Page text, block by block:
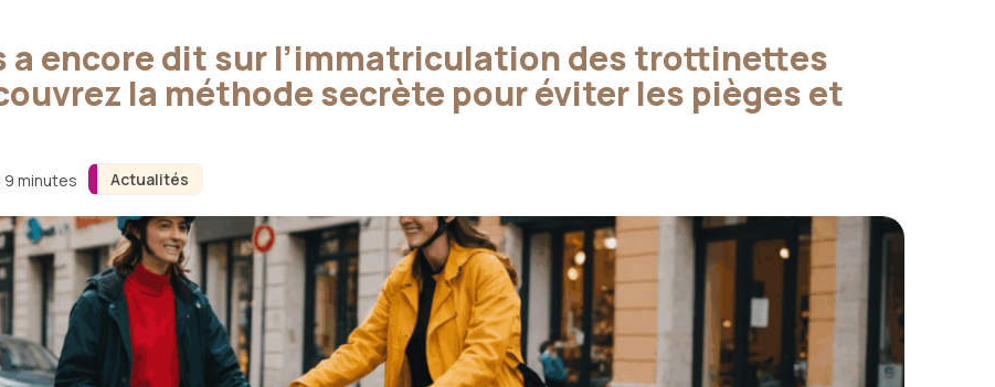
Actualités
a encore dit sur l’immatriculation des trottinettes
la méthode secrète pour éviter les pièges et
9 minutes